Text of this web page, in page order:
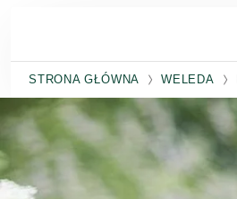
STRONA GŁÓWNA WELEDA